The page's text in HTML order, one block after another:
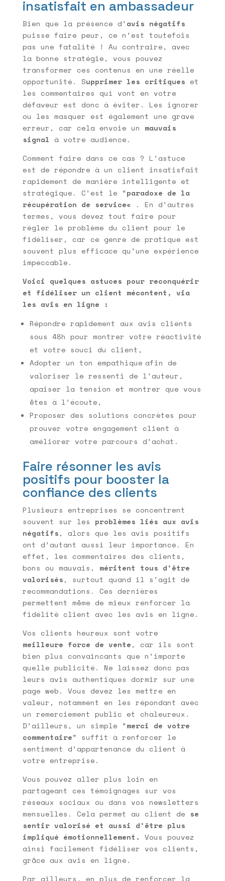
insatisfait en ambassadeur
Bien que la présence d’ avis négatifs
puisse faire peur, ce n’est toutefois
pas une fatalité ! Au contraire, avec
la bonne stratégie, vous pouvez
transformer ces contenus en une réelle
opportunité. Supprimer les critiques et
les commentaires qui vont en votre
défaveur est donc à éviter. Les ignorer
ou les masquer est également une grave
erreur, car cela envoie un mauvais
signal à votre audience.
Comment faire dans ce cas ? L’astuce
est de répondre à un client insatisfait
rapidement de manière intelligente et
stratégique. C’est le “paradoxe de la
récupération de service« . En d’autres
termes, vous devez tout faire pour
régler le problème du client pour le
fidéliser, car ce genre de pratique est
souvent plus efficace qu’une expérience
impeccable.
Voici quelques astuces pour reconquérir
et fidéliser un client mécontent, via
les avis en ligne :
Répondre rapidement aux avis clients
sous 48h pour montrer votre réactivité
et votre souci du client,
Adopter un ton empathique afin de
valoriser le ressenti de l’auteur,
apaiser la tension et montrer que vous
êtes à l’écoute,
Proposer des solutions concrètes pour
prouver votre engagement client à
améliorer votre parcours d’achat.
Faire résonner les avis
positifs pour booster la
confiance des clients
Plusieurs entreprises se concentrent
souvent sur les problèmes liés aux avis
négatifs, alors que les avis positifs
ont d’autant aussi leur importance. En
effet, les commentaires des clients,
bons ou mauvais, méritent tous d’être
valorisés, surtout quand il s’agit de
recommandations. Ces dernières
permettent même de mieux renforcer la
fidélité client avec les avis en ligne.
Vos clients heureux sont votre
meilleure force de vente, car ils sont
bien plus convaincants que n’importe
quelle publicité. Ne laissez donc pas
leurs avis authentiques dormir sur une
page web. Vous devez les mettre en
valeur, notamment en les répondant avec
un remerciement public et chaleureux.
D’ailleurs, un simple “merci de votre
commentaire” suffit à renforcer le
sentiment d’appartenance du client à
votre entreprise.
Vous pouvez aller plus loin en
partageant ces témoignages sur vos
réseaux sociaux ou dans vos newsletters
mensuelles. Cela permet au client de se
sentir valorisé et aussi d’être plus
impliqué émotionnellement. Vous pouvez
ainsi facilement fidéliser vos clients,
grâce aux avis en ligne.
Par ailleurs, en plus de renforcer la